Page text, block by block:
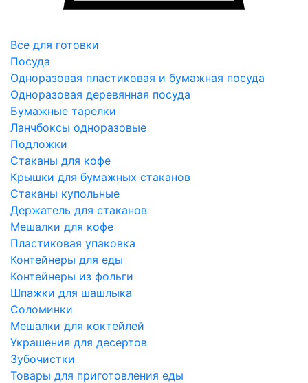
Все для готовки
Посуда
Одноразовая пластиковая и бумажная посуда
Одноразовая деревянная посуда
Бумажные тарелки
Ланчбоксы одноразовые
Подложки
Стаканы для кофе
Крышки для бумажных стаканов
Стаканы купольные
Держатель для стаканов
Мешалки для кофе
Пластиковая упаковка
Контейнеры для еды
Контейнеры из фольги
Шпажки для шашлыка
Соломинки
Мешалки для коктейлей
Украшения для десертов
Зубочистки
Товары для приготовления еды